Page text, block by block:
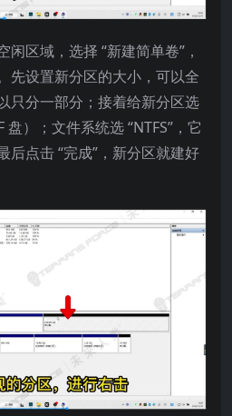
区域，选择 “新建简单卷”，
先设置新分区的大小，可以全
只分一部分；接着给新分区选
）；文件系统选 “NTFS”，它
后点击 “完成”，新分区就建好